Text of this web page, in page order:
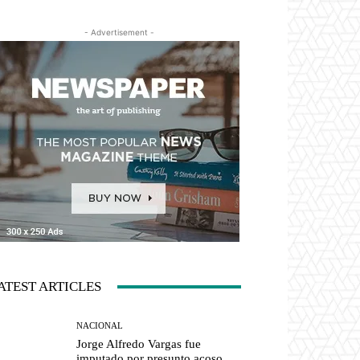
- Advertisement -
ARTICLES
NACIONAL
Jorge Alfredo Vargas fue